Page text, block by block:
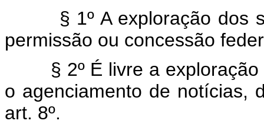
§ 1º A exploração dos
permissão ou concessão
§ 2º É livre a exploração
o agenciamento de notícias,
art. 8º.